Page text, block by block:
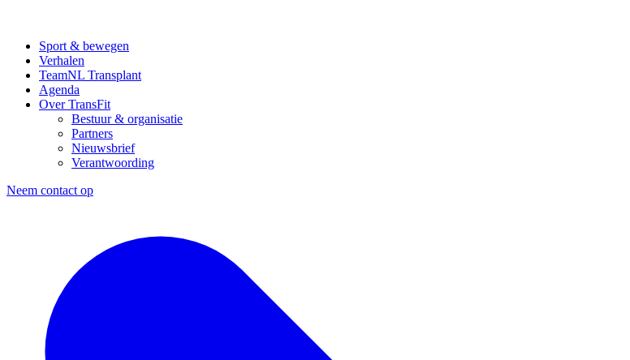
Sport & bewegen
Verhalen
TeamNL Transplant
Agenda
Over TransFit
Bestuur & organisatie
Partners
Nieuwsbrief
Verantwoording
Neem contact op